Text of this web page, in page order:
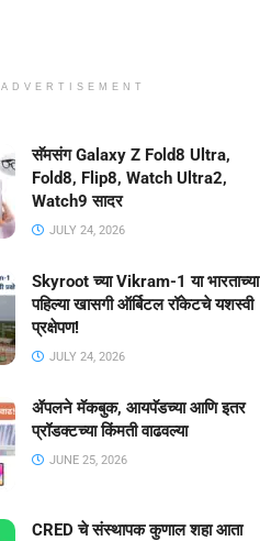
ADVERTISEMENT
सॅमसंग Galaxy Z Fold8 Ultra,
Fold8, Flip8, Watch Ultra2,
Watch9 सादर
JULY 24, 2026
Skyroot च्या Vikram-1 या भारताच्या
पहिल्या खासगी ऑर्बिटल रॉकेटचे यशस्वी
प्रक्षेपण!
JULY 24, 2026
ॲपलने मॅकबुक, आयपॅडच्या आणि इतर
प्रॉडक्टच्या किंमती वाढवल्या
JUNE 25, 2026
CRED चे संस्थापक कुणाल शहा आता